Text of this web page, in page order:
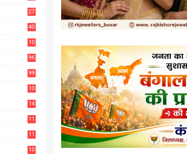
27
40
10
96
99
10
14
11
11
10